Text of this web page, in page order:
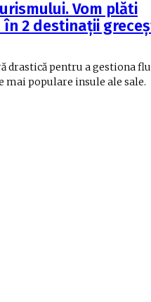
Vom plăti
în 2 destinații
drastică pentru a gestiona
mai populare insule ale sale.